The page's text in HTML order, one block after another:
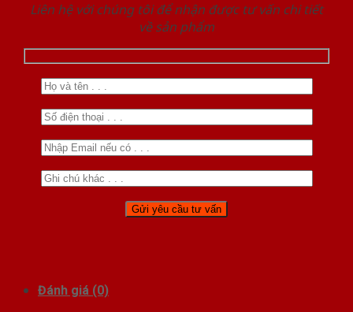
Liên hệ với chúng tôi để nhận được tư vấn chi tiết
về sản phẩm
Đánh giá (0)